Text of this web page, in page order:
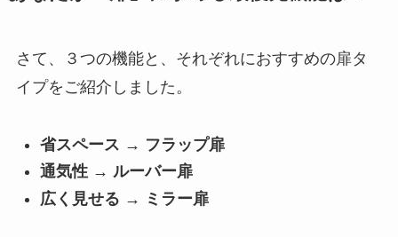
さて、３つの機能と、それぞれにおすすめの扉タ
イプをご紹介しました。
省スペース → フラップ扉
通気性 → ルーバー扉
広く見せる → ミラー扉